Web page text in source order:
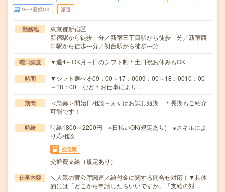
WEB登録OK 派遣
勤務地
東京都新宿区
新宿駅から徒歩---分／新宿三丁目駅から徒歩---分／新宿西
口駅から徒歩---分／初台駅から徒歩---分
曜日頻度 ▼週4～OK月～日のシフト制＊土日祝お休みもOK
時間
▼シフト選べる09：00～17：0009：00～18：0010：00
～18：00 など＊お仕事により…
期間
＜急募＞開始日相談～まずはお試し短期 ＊長期もご紹介
可能です！
時給
時給1800～2200円 ※日払いOK(規定あり) ※スキルによ
り応相談
交通費
交通費支給（規定あり）
仕事内容
＼人気の官公庁関連／給付金に関する問合せ対応！▼具体
的には「どこから申請したらいいですか」「支給の対…